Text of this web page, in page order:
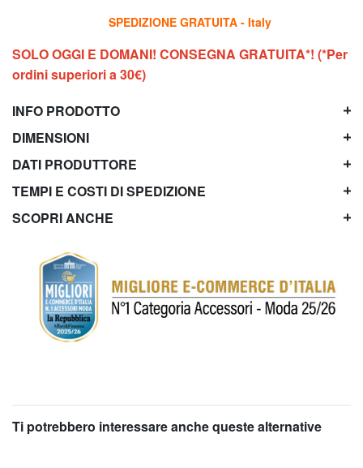
SPEDIZIONE GRATUITA - Italy
SOLO OGGI E DOMANI! CONSEGNA GRATUITA*! (*Per
ordini superiori a 30€)
INFO PRODOTTO
DIMENSIONI
DATI PRODUTTORE
TEMPI E COSTI DI SPEDIZIONE
SCOPRI ANCHE
Ti potrebbero interessare anche queste alternative